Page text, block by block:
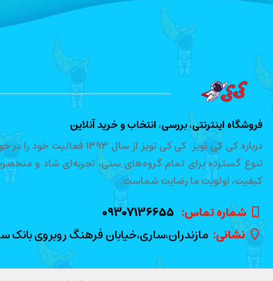
فروشگاه اینترنتی، بررسی، انتخاب و خرید آنلاین
درباره کی کی تویز: کی کی
تنوع گسترده برای تمام گروه‌های سنی، تجربه‌ای شاد و
کیفیت، اولویت ما رضایت شماست.
شماره تماس‌: 09307136655
نشانی: مازندران،ساری،خیابان فرهنگ روبروی بانک سامان-01133328432-کد پستی